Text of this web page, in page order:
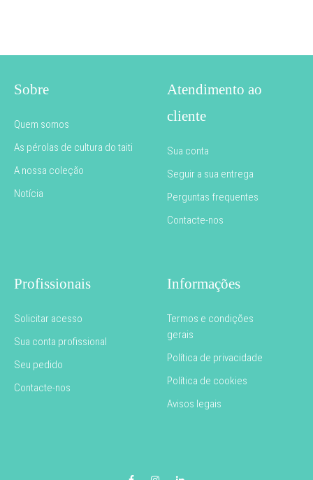
Sobre
Quem somos
As pérolas de cultura do taiti
A nossa coleção
Notícia
Atendimento ao
cliente
Sua conta
Seguir a sua entrega
Perguntas frequentes
Contacte-nos
Profissionais
Solicitar acesso
Sua conta profissional
Seu pedido
Contacte-nos
Informações
Termos e condições
gerais
Política de privacidade
Política de cookies
Avisos legais